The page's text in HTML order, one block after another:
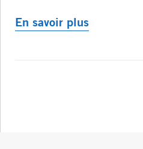
En savoir plus